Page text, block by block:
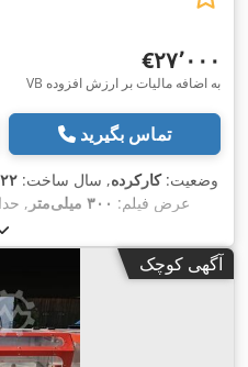
‎€۲۷٬۰۰۰
VB به اضافه مالیات بر ارزش افزوده
تماس بگیرید
وضعیت:کارکرده, سال ساخت:
عرض فیلم: ۳۰۰ میلی‌متر ,
میلی‌متر, حداکثر طول محصول:
آگهی کوچک